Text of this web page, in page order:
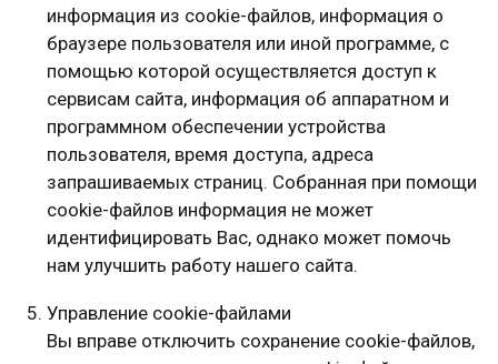
информация из cookie-файлов, информация о
браузере пользователя или иной программе, с
помощью которой осуществляется доступ к
сервисам сайта, информация об аппаратном и
программном обеспечении устройства
пользователя, время доступа, адреса
запрашиваемых страниц. Собранная при помощи
cookie-файлов информация не может
идентифицировать Вас, однако может помочь
нам улучшить работу нашего сайта.
Управление cookie-файлами
Вы вправе отключить сохранение cookie-файлов,